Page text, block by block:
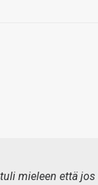
mieleen että jos